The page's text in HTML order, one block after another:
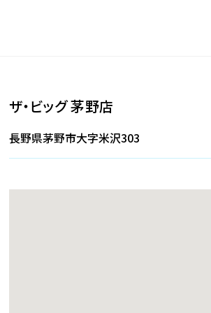
ザ・ビッグ 茅野店
長野県茅野市大字米沢303